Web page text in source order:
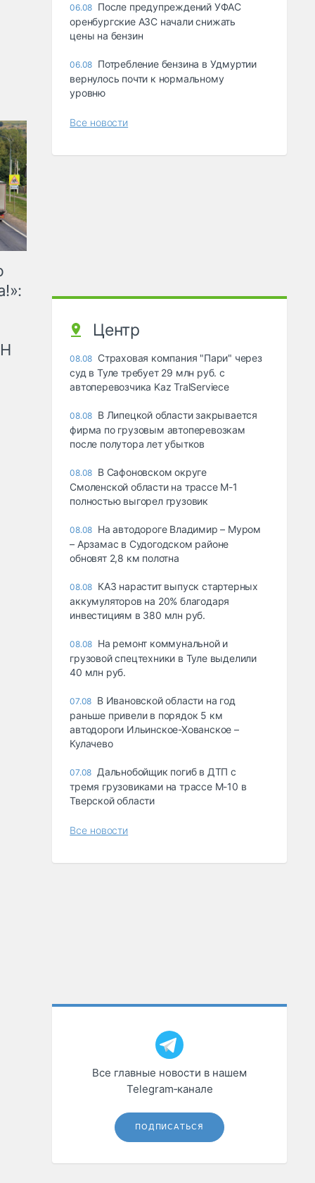
06.08 После предупреждений УФАС
оренбургские АЗС начали снижать
цены на бензин
06.08 Потребление бензина в Удмуртии
вернулось почти к нормальному
уровню
Все новости
Центр
08.08 Страховая компания "Пари" через
суд в Туле требует 29 млн руб. с
автоперевозчика Kaz TralServiece
08.08 В Липецкой области закрывается
фирма по грузовым автоперевозкам
после полутора лет убытков
08.08 В Сафоновском округе
Смоленской области на трассе М-1
полностью выгорел грузовик
08.08 На автодороге Владимир – Муром
– Арзамас в Судогодском районе
обновят 2,8 км полотна
08.08 КАЗ нарастит выпуск стартерных
аккумуляторов на 20% благодаря
инвестициям в 380 млн руб.
08.08 На ремонт коммунальной и
грузовой спецтехники в Туле выделили
40 млн руб.
07.08 В Ивановской области на год
раньше привели в порядок 5 км
автодороги Ильинское-Хованское –
Кулачево
07.08 Дальнобойщик погиб в ДТП с
тремя грузовиками на трассе М-10 в
Тверской области
Все новости
Все главные новости в нашем
Telegram‑канале
ПОДПИСАТЬСЯ